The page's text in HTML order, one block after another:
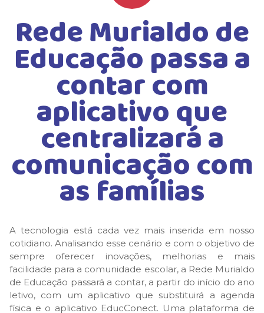
BOLETOS BANCÁRIOS
Rede Murialdo de
Educação passa a
contar com
aplicativo que
centralizará a
comunicação com
as famílias
A tecnologia está cada vez mais inserida em nosso
cotidiano. Analisando esse cenário e com o objetivo de
sempre oferecer inovações, melhorias e mais
facilidade para a comunidade escolar, a Rede Murialdo
de Educação passará a contar, a partir do início do ano
letivo, com um aplicativo que substituirá a agenda
física e o aplicativo EducConect. Uma plataforma de